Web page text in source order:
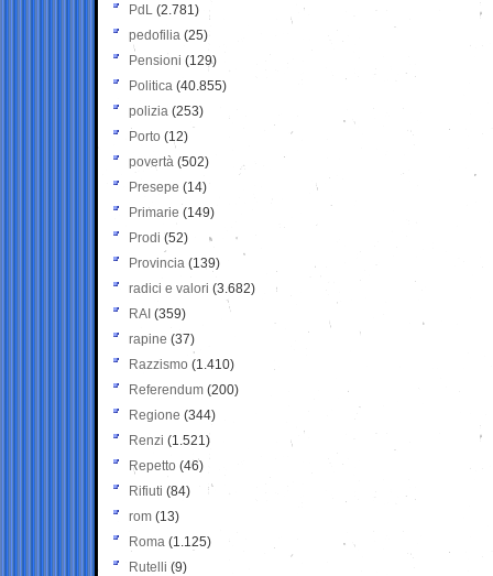
PdL (2.781)
pedofilia (25)
Pensioni (129)
Politica (40.855)
polizia (253)
Porto (12)
povertà (502)
Presepe (14)
Primarie (149)
Prodi (52)
Provincia (139)
radici e valori (3.682)
RAI (359)
rapine (37)
Razzismo (1.410)
Referendum (200)
Regione (344)
Renzi (1.521)
Repetto (46)
Rifiuti (84)
rom (13)
Roma (1.125)
Rutelli (9)